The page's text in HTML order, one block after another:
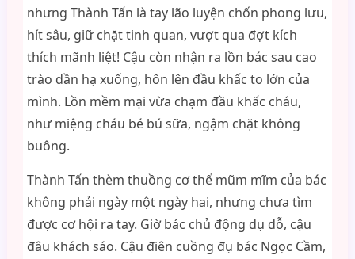
nhưng Thành Tấn là tay lão luyện chốn phong lưu,
hít sâu, giữ chặt tinh quan, vượt qua đợt kích
thích mãnh liệt! Cậu còn nhận ra lồn bác sau cao
trào dần hạ xuống, hôn lên đầu khấc to lớn của
mình. Lồn mềm mại vừa chạm đầu khấc cháu,
như miệng cháu bé bú sữa, ngậm chặt không
buông.
Thành Tấn thèm thuồng cơ thể mũm mĩm của bác
không phải ngày một ngày hai, nhưng chưa tìm
được cơ hội ra tay. Giờ bác chủ động dụ dỗ, cậu
đâu khách sáo. Cậu điên cuồng đụ bác Ngọc Cầm,